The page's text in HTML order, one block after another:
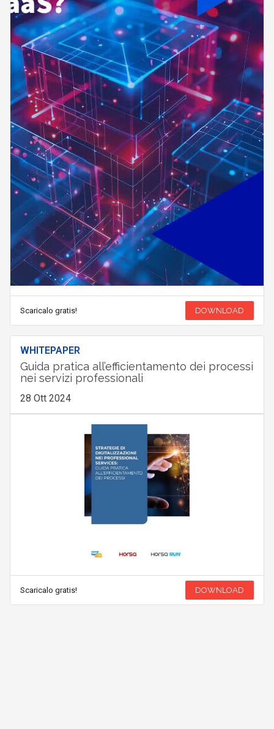
Scaricalo gratis! DOWNLOAD
WHITEPAPER
Guida pratica all’efficientamento dei processi
nei servizi professionali
28 Ott 2024
Scaricalo gratis! DOWNLOAD